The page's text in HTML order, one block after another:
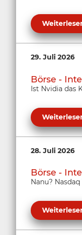
29. Juli 2026
Börse -
Ist Nvidia das
28. Juli 2026
Börse -
Nanu?